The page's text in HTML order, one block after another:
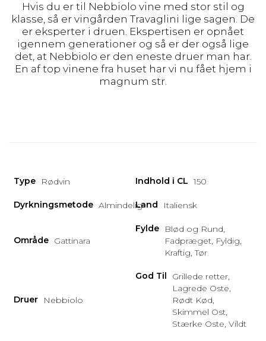
Hvis du er til Nebbiolo vine med stor stil og
klasse, så er vingården Travaglini lige sagen. De
er eksperter i druen. Ekspertisen er opnået
igennem generationer og så er der også lige
det, at Nebbiolo er den eneste druer man har.
En af top vinene fra huset har vi nu fået hjem i
magnum str.
Type Rødvin Indhold i CL 150
Dyrkningsmetode AlmindeligLand Italiensk
Område Gattinara
Fylde
Blød og Rund,
Fadpræget, Fyldig,
Kraftig, Tør
Druer Nebbiolo
God Til
Grillede retter,
Lagrede Oste,
Rødt Kød,
Skimmel Ost,
Stærke Oste, Vildt